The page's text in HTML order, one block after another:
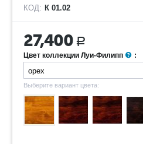
КОД: К 01.02
27,400 Р
Цвет коллекции Луи-Филипп :
Выберите вариант цвета: